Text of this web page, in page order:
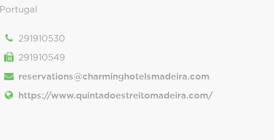
Portugal
291910530
291910549
reservations@charminghotelsmadeira.com
https://www.quintadoestreitomadeira.com/